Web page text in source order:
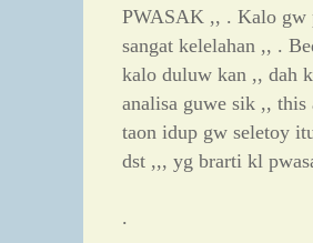
PWASAK ,, . Kalo gw
sangat kelelahan ,, .
kalo duluw kan ,, dah
analisa guwe sik ,,
taon idup gw seletoy
dst ,,, yg brarti kl
.